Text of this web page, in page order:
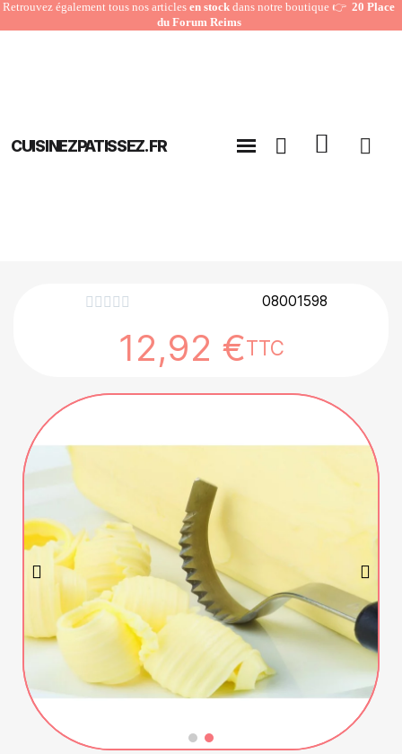
Retrouvez également tous nos articles en stock dans notre boutique 👉20 Place
du Forum Reims
CUISINEZPATISSEZ.FR
     08001598
12,92 €TTC